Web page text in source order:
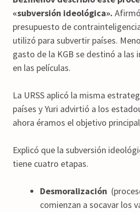
«subversión ideológica».
presupuesto de
utilizó para subvertir países.
gasto de la KGB se destinó a las
en las películas.
La URSS aplicó la misma
países y Yuri advirtió a los
ahora éramos el objetivo
Explicó que la subversión
tiene cuatro etapas.
Desmoralización
comienzan a socavar los